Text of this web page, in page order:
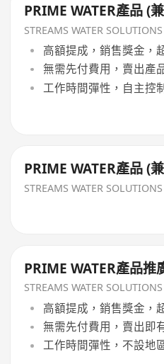
PRIME WATER產品 (
STREAMS WATER
高額提成，銷售獎金，
無需先付費用，賣出產
工作時間彈性，自主控
PRIME WATER產品 (
STREAMS WATER
PRIME WATER產品推
STREAMS WATER
高額提成，銷售獎金，
無需先付費用，賣出即
工作時間彈性，不設地